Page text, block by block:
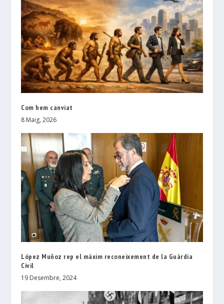
Com hem canviat
8 Maig, 2026
López Muñoz rep el màxim reconeixement de la Guàrdia
Civil
19 Desembre, 2024